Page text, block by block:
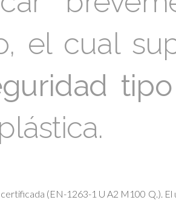
el cual
(EN-1263-1 U A2 M100 Q.).